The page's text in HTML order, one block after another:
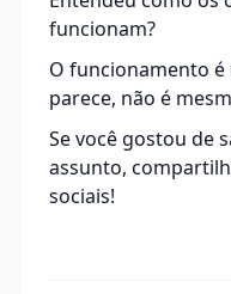
funcionam?
O funcionamento
parece, não é
Se você gostou de
assunto,
sociais!